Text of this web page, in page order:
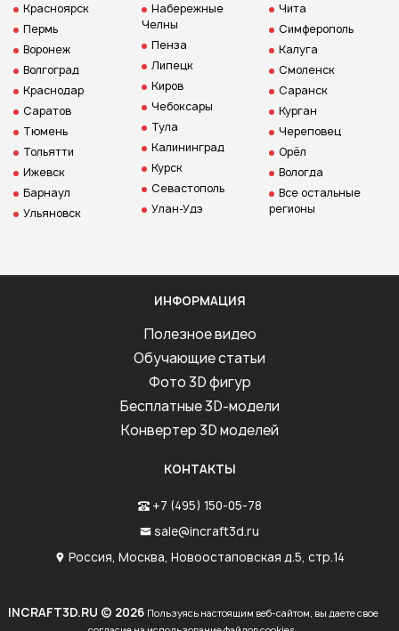
Красноярск
Пермь
Воронеж
Волгоград
Краснодар
Саратов
Тюмень
Тольятти
Ижевск
Барнаул
Ульяновск
Набережные
Челны
Пенза
Липецк
Киров
Чебоксары
Тула
Калининград
Курск
Севастополь
Улан-Удэ
Чита
Симферополь
Калуга
Смоленск
Саранск
Курган
Череповец
Орёл
Вологда
Все остальные
регионы
ИНФОРМАЦИЯ
Полезное видео
Обучающие статьи
Фото 3D фигур
Бесплатные 3D-модели
Конвертер 3D моделей
КОНТАКТЫ
+7 (495) 150-05-78
sale@incraft3d.ru
Россия, Москва, Новоостаповская д.5, стр.14
INCRAFT3D.RU © 2026 Пользуясь настоящим веб-сайтом, вы даете свое